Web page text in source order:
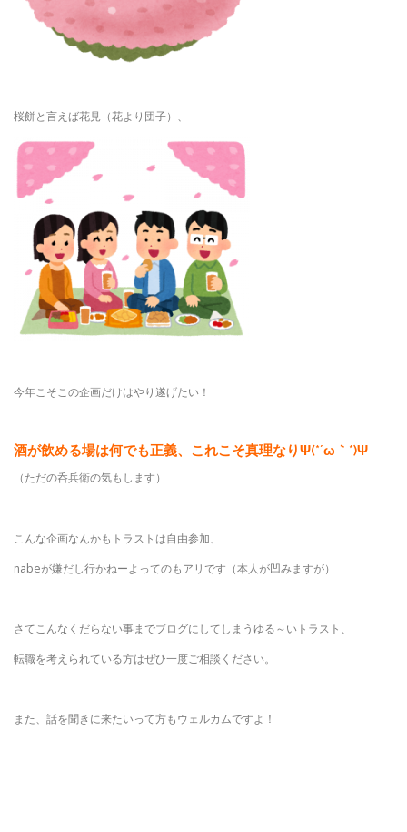
桜餅と言えば花見（花より団子）、
今年こそこの企画だけはやり遂げたい！
酒が飲める場は何でも正義、これこそ真理なりΨ(*´ω｀*)Ψ
（ただの呑兵衛の気もします）
こんな企画なんかもトラストは自由参加、
nabeが嫌だし行かねーよってのもアリです（本人が凹みますが）
さてこんなくだらない事までブログにしてしまうゆる～いトラスト、
転職を考えられている方はぜひ一度ご相談ください。
また、話を聞きに来たいって方もウェルカムですよ！